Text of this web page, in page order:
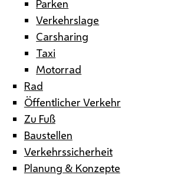
Parken
Verkehrslage
Carsharing
Taxi
Motorrad
Rad
Öffentlicher Verkehr
Zu Fuß
Baustellen
Verkehrssicherheit
Planung & Konzepte